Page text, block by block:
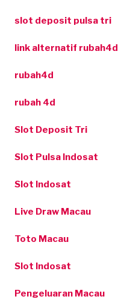
slot deposit pulsa tri
link alternatif rubah4d
rubah4d
rubah 4d
Slot Deposit Tri
Slot Pulsa Indosat
Slot Indosat
Live Draw Macau
Toto Macau
Slot Indosat
Pengeluaran Macau